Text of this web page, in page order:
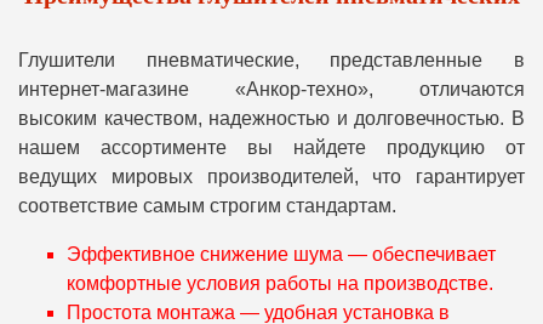
Глушители пневматические, представленные в
интернет-магазине «Анкор-техно», отличаются
высоким качеством, надежностью и долговечностью. В
нашем ассортименте вы найдете продукцию от
ведущих мировых производителей, что гарантирует
соответствие самым строгим стандартам.
Эффективное снижение шума — обеспечивает
комфортные условия работы на производстве.
Простота монтажа — удобная установка в